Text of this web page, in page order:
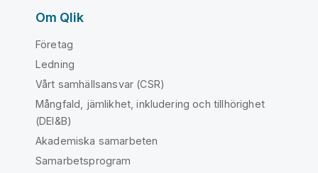
Om Qlik
Företag
Ledning
Vårt samhällsansvar (CSR)
Mångfald, jämlikhet, inkludering och tillhörighet
(DEI&B)
Akademiska samarbeten
Samarbetsprogram